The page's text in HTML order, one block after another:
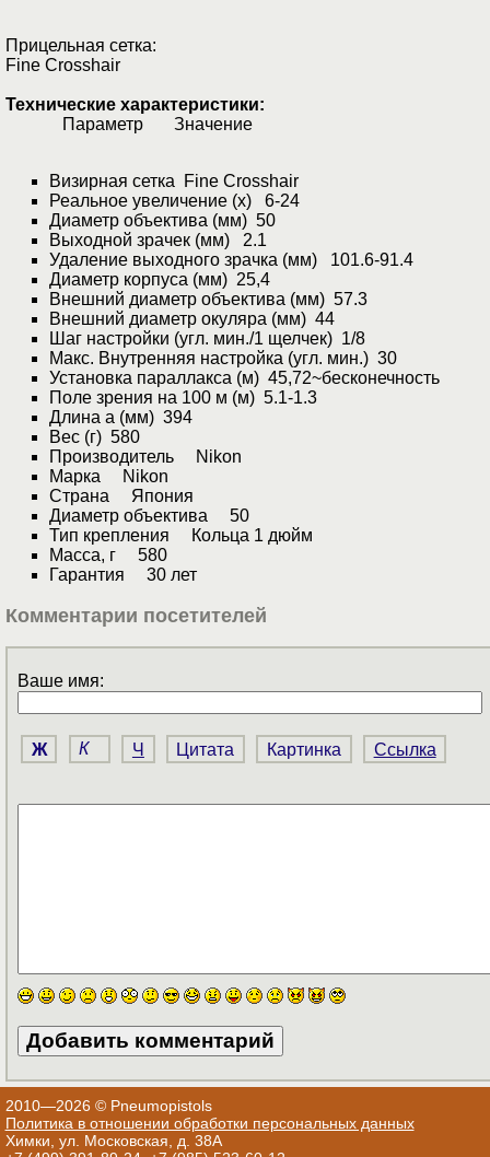
Прицельная сетка:
Fine Crosshair
Технические характеристики:
Параметр Значение
Визирная сетка Fine Crosshair
Реальное увеличение (x) 6-24
Диаметр объектива (мм) 50
Выходной зрачек (мм) 2.1
Удаление выходного зрачка (мм) 101.6-91.4
Диаметр корпуса (мм) 25,4
Внешний диаметр объектива (мм) 57.3
Внешний диаметр окуляра (мм) 44
Шаг настройки (угл. мин./1 щелчек) 1/8
Макс. Внутренняя настройка (угл. мин.) 30
Установка параллакса (м) 45,72~бесконечность
Поле зрения на 100 м (м) 5.1-1.3
Длина а (мм) 394
Вес (г) 580
Производитель Nikon
Марка Nikon
Страна Япония
Диаметр объектива 50
Тип крепления Кольца 1 дюйм
Масса, г 580
Гарантия 30 лет
Комментарии посетителей
Ваше имя:
Ж К Ч Цитата Картинка Ссылка
2010—2026 © Pneumopistols
Политика в отношении обработки персональных данных
Химки, ул. Московская, д. 38А